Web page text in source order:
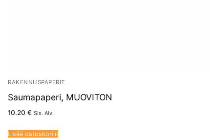
RAKENNUSPAPERIT
Saumapaperi, MUOVITON
10.20 € Sis. Alv.
Lisää ostoskoriin